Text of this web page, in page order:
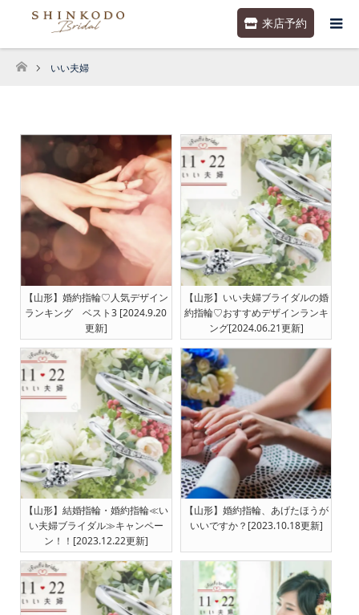
来店予約
ホーム
いい夫婦
【山形】婚約指輪♡人気デザイン
ランキング ベスト3 [2024.9.20
更新]
【山形】いい夫婦ブライダルの婚
約指輪♡おすすめデザインランキ
ング[2024.06.21更新]
【山形】結婚指輪・婚約指輪≪い
い夫婦ブライダル≫キャンペー
ン！！[2023.12.22更新]
【山形】婚約指輪、あげたほうが
いいですか？[2023.10.18更新]